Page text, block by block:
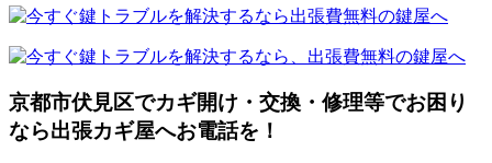
京都市伏見区でカギ開け・交換・修理等でお困り
なら出張カギ屋へお電話を！